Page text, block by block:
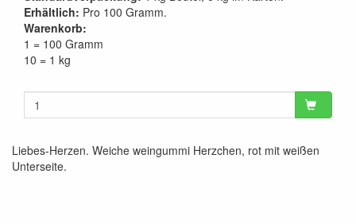
Erhältlich: Pro 100 Gramm.
Warenkorb:
1 = 100 Gramm
10 = 1 kg
Liebes-Herzen. Weiche weingummi Herzchen, rot mit weißen
Unterseite.